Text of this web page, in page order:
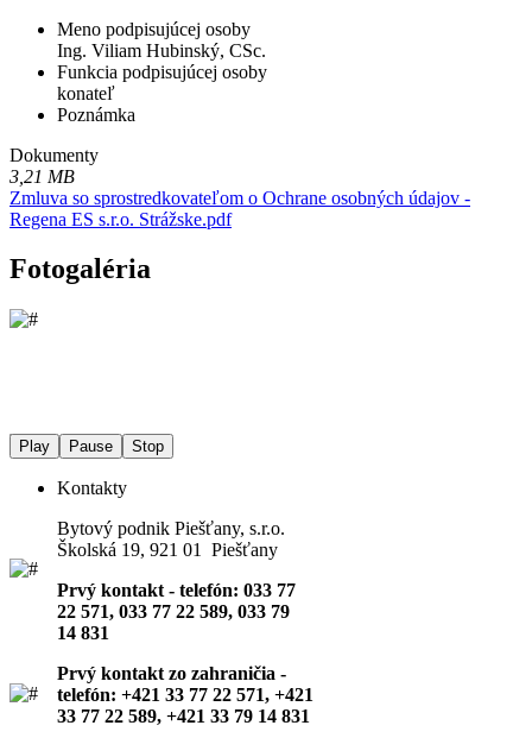
Meno podpisujúcej osoby
Ing. Viliam Hubinský, CSc.
Funkcia podpisujúcej osoby
konateľ
Poznámka
Dokumenty
3,21 MB
Zmluva so sprostredkovateľom o Ochrane osobných údajov -
Regena ES s.r.o. Strážske.pdf
Fotogaléria
Play Pause Stop
Kontakty
Bytový podnik Piešťany, s.r.o.
Školská 19, 921 01 Piešťany
Prvý kontakt - telefón: 033 77
22 571, 033 77 22 589, 033 79
14 831
Prvý kontakt zo zahraničia -
telefón: +421 33 77 22 571, +421
33 77 22 589, +421 33 79 14 831